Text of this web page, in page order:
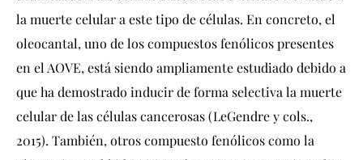
la muerte celular a este tipo de células. En concreto, el
oleocantal, uno de los compuestos fenólicos presentes
en el AOVE, está siendo ampliamente estudiado debido a
que ha demostrado inducir de forma selectiva la muerte
celular de las células cancerosas (LeGendre y cols.,
2015). También, otros compuesto fenólicos como la